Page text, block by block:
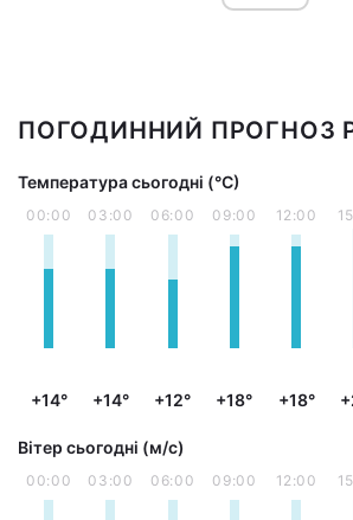
ПОГОДИННИЙ ПРОГНОЗ
Температура сьогодні (°С)
00:00
+14°
03:00
+14°
06:00
+12°
09:00
+18°
12:00
+18°
Вітер сьогодні (м/с)
00:00 03:00 06:00 09:00 12:00